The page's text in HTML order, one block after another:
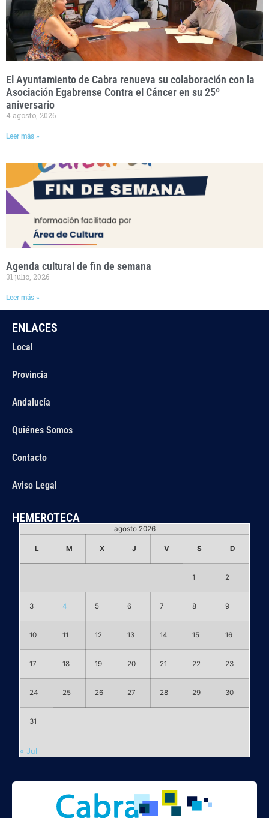
El Ayuntamiento de Cabra renueva su colaboración con la
Asociación Egabrense Contra el Cáncer en su 25º
aniversario
4 agosto, 2026
Leer más »
Agenda cultural de fin de semana
31 julio, 2026
Leer más »
ENLACES
Local
Provincia
Andalucía
Quiénes Somos
Contacto
Aviso Legal
HEMEROTECA
agosto 2026
L M X J V S D
1 2
3 4 5 6 7 8 9
10 11 12 13 14 15 16
17 18 19 20 21 22 23
24 25 26 27 28 29 30
31
« Jul